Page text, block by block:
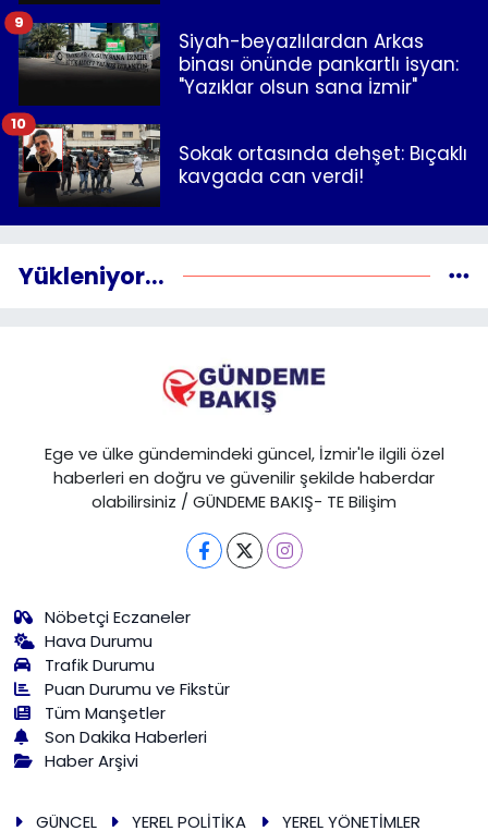
Siyah-beyazlılardan Arkas
binası önünde pankartlı isyan:
"Yazıklar olsun sana İzmir"
9
Sokak ortasında dehşet: Bıçaklı
kavgada can verdi!
10
Yükleniyor...
Ege ve ülke gündemindeki güncel, İzmir'le ilgili özel
haberleri en doğru ve güvenilir şekilde haberdar
olabilirsiniz / GÜNDEME BAKIŞ- TE Bilişim
Nöbetçi Eczaneler
Hava Durumu
Trafik Durumu
Puan Durumu ve Fikstür
Tüm Manşetler
Son Dakika Haberleri
Haber Arşivi
GÜNCEL YEREL POLİTİKA YEREL YÖNETİMLER